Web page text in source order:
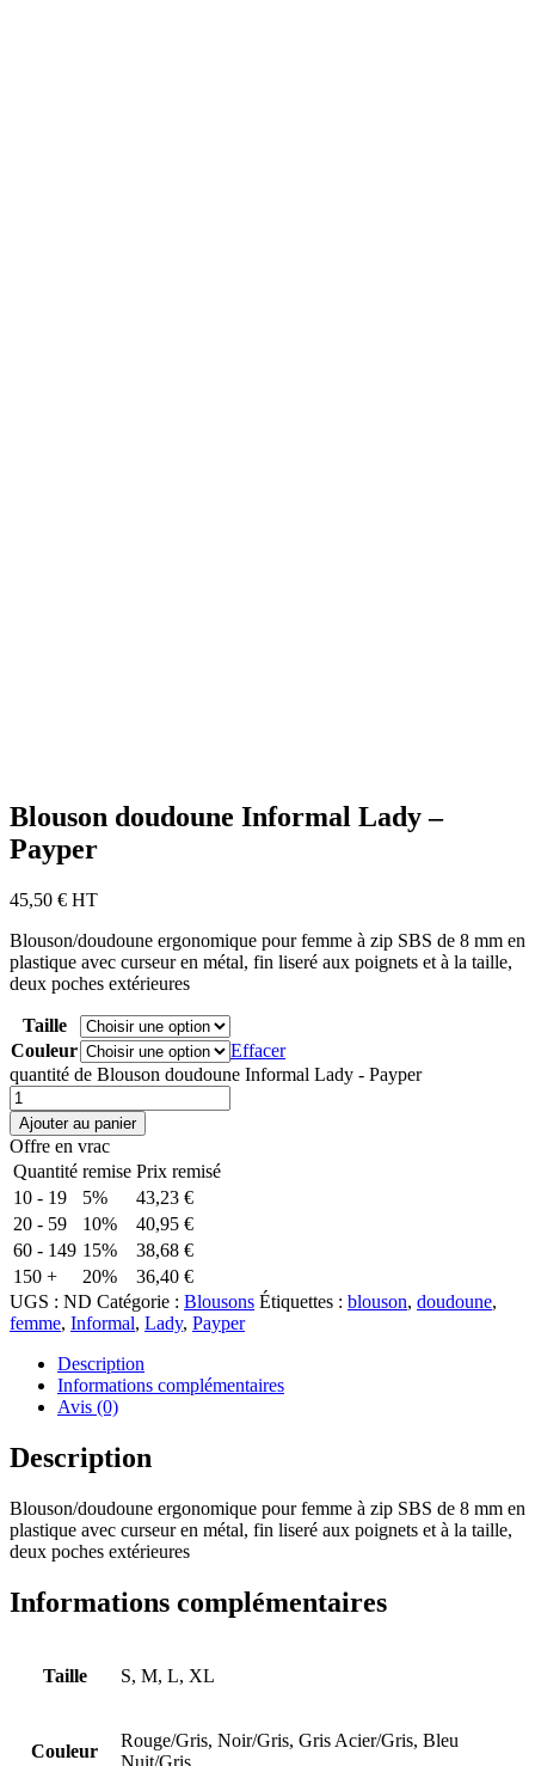
Blouson doudoune Informal Lady –
Payper
45,50 € HT
Blouson/doudoune ergonomique pour femme à zip SBS de 8 mm en
plastique avec curseur en métal, fin liseré aux poignets et à la taille,
deux poches extérieures
Taille
Couleur
Effacer
quantité de Blouson doudoune Informal Lady - Payper
Ajouter au panier
Offre en vrac
Quantité remise Prix remisé
10 - 19
5% 43,23 €
20 - 59
10% 40,95 €
60 - 149 15% 38,68 €
150 +
20% 36,40 €
UGS : ND Catégorie : Blousons Étiquettes : blouson, doudoune,
femme, Informal, Lady, Payper
Description
Informations complémentaires
Avis (0)
Description
Blouson/doudoune ergonomique pour femme à zip SBS de 8 mm en
plastique avec curseur en métal, fin liseré aux poignets et à la taille,
deux poches extérieures
Informations complémentaires
Taille S, M, L, XL
Couleur
Rouge/Gris, Noir/Gris, Gris Acier/Gris, Bleu
Nuit/Gris